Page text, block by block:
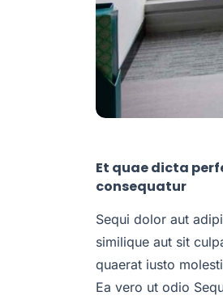
Et quae dicta
consequatur
Sequi dolor aut
similique aut sit
quaerat iusto
Ea vero ut odio